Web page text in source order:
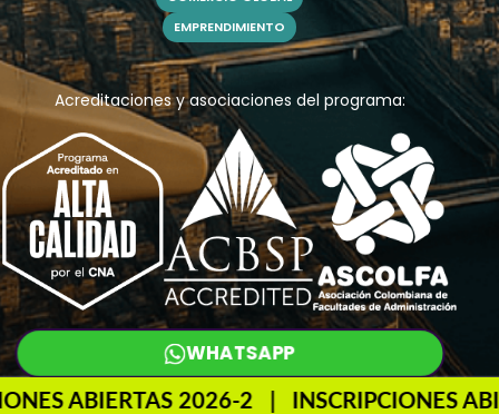
EMPRENDIMIENTO
Acreditaciones y asociaciones del programa:
WHATSAPP
ABIERTAS 2026-2 | INSCRIPCIONES